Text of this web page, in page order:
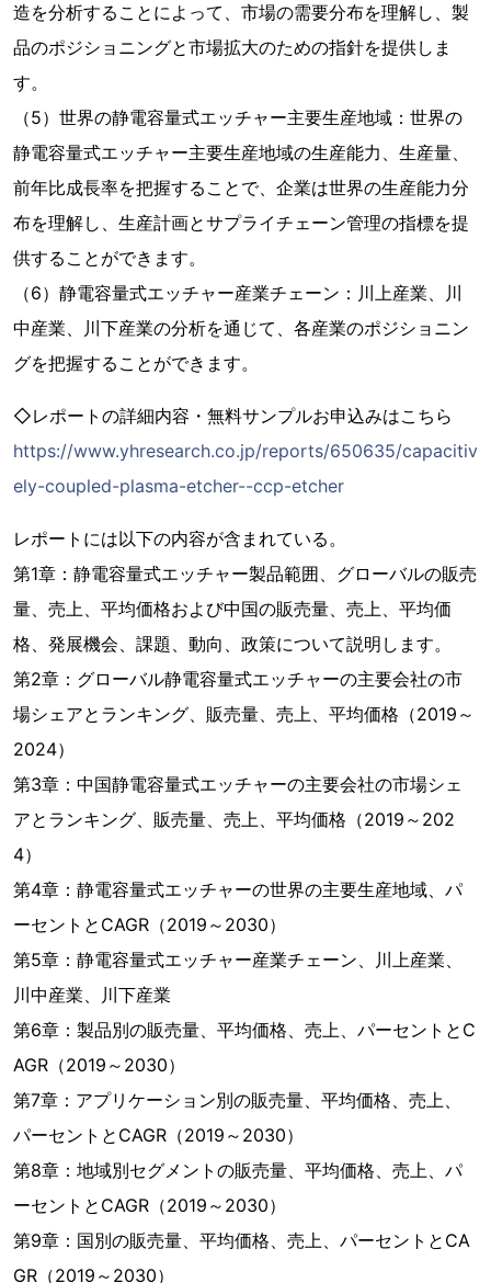
造を分析することによって、市場の需要分布を理解し、製
品のポジショニングと市場拡大のための指針を提供しま
す。
（5）世界の静電容量式エッチャー主要生産地域：世界の
静電容量式エッチャー主要生産地域の生産能力、生産量、
前年比成長率を把握することで、企業は世界の生産能力分
布を理解し、生産計画とサプライチェーン管理の指標を提
供することができます。
（6）静電容量式エッチャー産業チェーン：川上産業、川
中産業、川下産業の分析を通じて、各産業のポジショニン
グを把握することができます。
◇レポートの詳細内容・無料サンプルお申込みはこちら
https://www.yhresearch.co.jp/reports/650635/capacitiv
ely-coupled-plasma-etcher--ccp-etcher
レポートには以下の内容が含まれている。
第1章：静電容量式エッチャー製品範囲、グローバルの販売
量、売上、平均価格および中国の販売量、売上、平均価
格、発展機会、課題、動向、政策について説明します。
第2章：グローバル静電容量式エッチャーの主要会社の市
場シェアとランキング、販売量、売上、平均価格（2019～
2024）
第3章：中国静電容量式エッチャーの主要会社の市場シェ
アとランキング、販売量、売上、平均価格（2019～202
4）
第4章：静電容量式エッチャーの世界の主要生産地域、パ
ーセントとCAGR（2019～2030）
第5章：静電容量式エッチャー産業チェーン、川上産業、
川中産業、川下産業
第6章：製品別の販売量、平均価格、売上、パーセントとC
AGR（2019～2030）
第7章：アプリケーション別の販売量、平均価格、売上、
パーセントとCAGR（2019～2030）
第8章：地域別セグメントの販売量、平均価格、売上、パ
ーセントとCAGR（2019～2030）
第9章：国別の販売量、平均価格、売上、パーセントとCA
GR（2019～2030）